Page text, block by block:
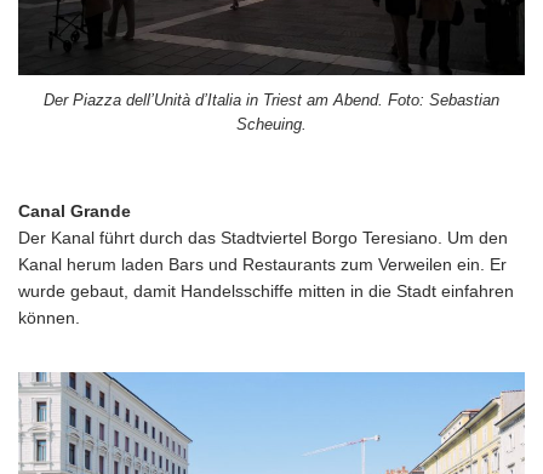
Der Piazza dell’Unità d’Italia in Triest am Abend. Foto: Sebastian
Scheuing.
Canal Grande
Der Kanal führt durch das Stadtviertel Borgo Teresiano. Um den
Kanal herum laden Bars und Restaurants zum Verweilen ein. Er
wurde gebaut, damit Handelsschiffe mitten in die Stadt einfahren
können.